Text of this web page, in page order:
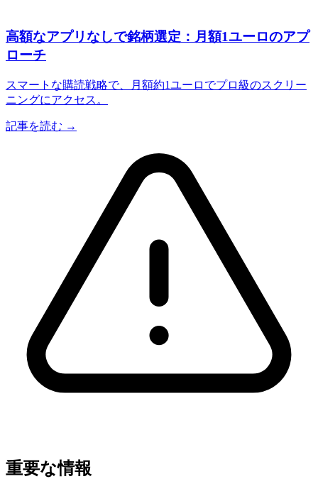
高額なアプリなしで銘柄選定：月額1ユーロのアプ
ローチ
スマートな購読戦略で、月額約1ユーロでプロ級のスクリー
ニングにアクセス。
記事を読む →
重要な情報